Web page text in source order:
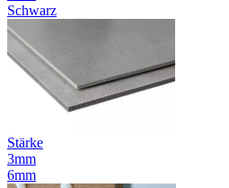
Schwarz
Stärke
3mm
6mm